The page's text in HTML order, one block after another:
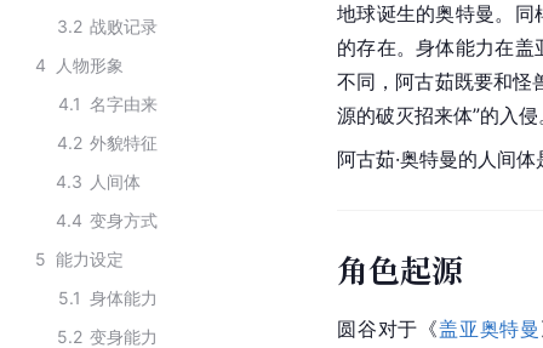
3.2 战败记录
4
人物形象
4.1 名字由来
4.2 外貌特征
4.3 人间体
4.4 变身方式
5 能力设定
5.1 身体能力
5.2 变身能力
地球诞生的奥特曼。同
的存在。身体能力在
不同，阿古茹既要和怪
源的破灭招来体”的入侵
阿古茹·奥特曼的人间
角色起源
圆谷对于《盖亚奥特曼